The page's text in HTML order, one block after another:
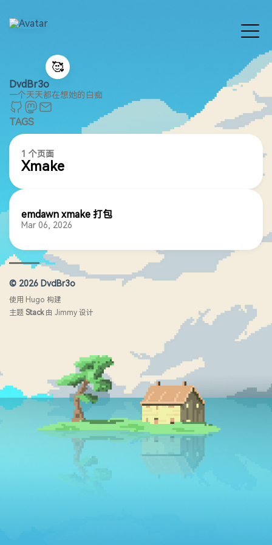
🥰
DvdBr3o
一个天天都在想她的白痴
TAGS
1 个页面
Xmake
emdawn xmake 打包
Mar 06, 2026
© 2026 DvdBr3o
使用 Hugo 构建
主题 Stack由 Jimmy 设计